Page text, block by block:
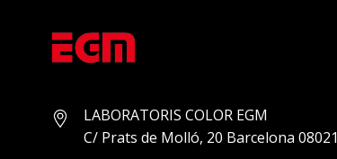
LABORATORIS COLOR EGM
C/ Prats de Molló, 20 Barcelona 08021